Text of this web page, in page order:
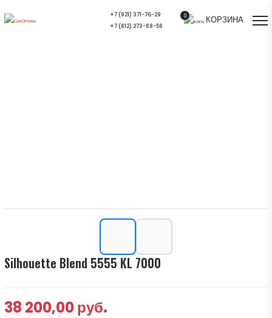
+7 (921) 371-76-29
+7 (812) 273-88-58
0 КОРЗИНА
Silhouette Blend 5555 KL 7000
38 200,00 руб.